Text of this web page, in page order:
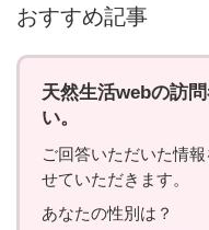
おすすめ記事